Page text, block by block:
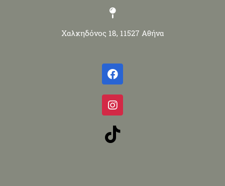
Χαλκηδόνος 18, 11527 Αθήνα